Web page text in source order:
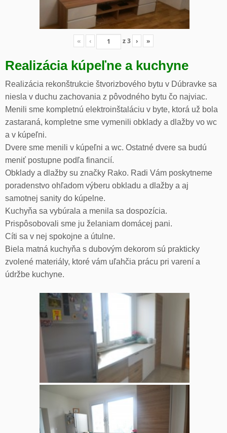
« ‹ z3 › »
Realizácia kúpeľne a kuchyne
Realizácia rekonštrukcie štvorizbového bytu v Dúbravke sa
niesla v duchu zachovania z pôvodného bytu čo najviac.
Menili sme kompletnú elektroinštaláciu v byte, ktorá už bola
zastaraná, kompletne sme vymenili obklady a dlažby vo wc
a v kúpeľni.
Dvere sme menili v kúpeľni a wc. Ostatné dvere sa budú
meniť postupne podľa financií.
Obklady a dlažby su značky Rako. Radi Vám poskytneme
poradenstvo ohľadom výberu obkladu a dlažby a aj
samotnej sanity do kúpelne.
Kuchyňa sa vybúrala a menila sa dospozícia.
Prispôsobovali sme ju želaniam domácej pani.
Cíti sa v nej spokojne a útulne.
Biela matná kuchyňa s dubovým dekorom sú prakticky
zvolené materiály, ktoré vám uľahčia prácu pri varení a
údržbe kuchyne.